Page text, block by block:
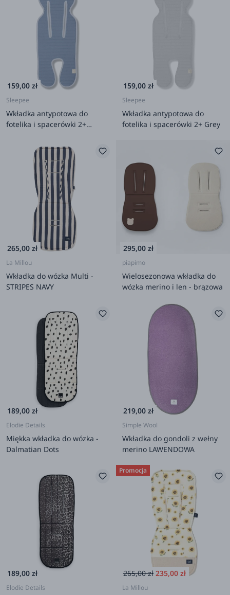
159,00 zł
Sleepee
Wkładka antypotowa do
fotelika i spacerówki 2+
159,00 zł
Sleepee
Wkładka antypotowa do
fotelika i spacerówki 2+ Grey
265,00 zł
La Millou
Wkładka do wózka Multi -
STRIPES NAVY
295,00 zł
piapimo
Wielosezonowa wkładka do
wózka merino i len - brązowa
189,00 zł
Elodie Details
Miękka wkładka do wózka -
Dalmatian Dots
219,00 zł
Simple Wool
Wkładka do gondoli z wełny
merino LAWENDOWA
189,00 zł
Elodie Details
Promocja
265,00 zł 235,00 zł
La Millou